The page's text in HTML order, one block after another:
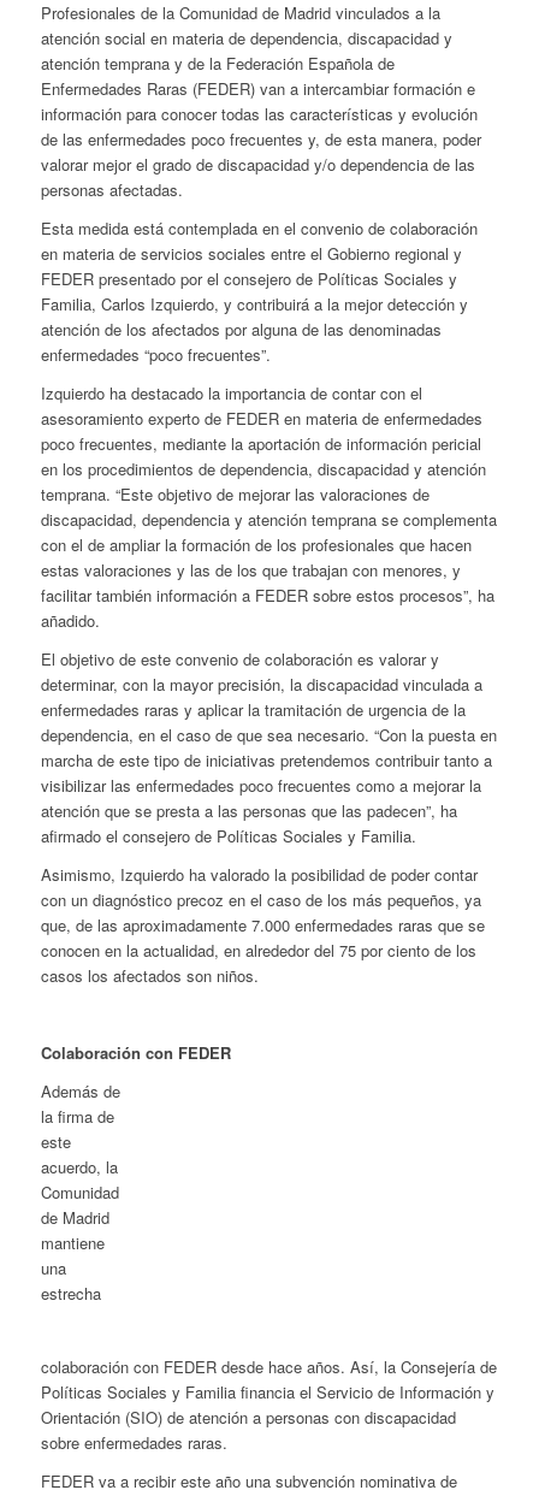
Profesionales de la Comunidad de Madrid vinculados a la
atención social en materia de dependencia, discapacidad y
atención temprana y de la Federación Española de
Enfermedades Raras (FEDER) van a intercambiar formación e
información para conocer todas las características y evolución
de las enfermedades poco frecuentes y, de esta manera, poder
valorar mejor el grado de discapacidad y/o dependencia de las
personas afectadas.
Esta medida está contemplada en el convenio de colaboración
en materia de servicios sociales entre el Gobierno regional y
FEDER presentado por el consejero de Políticas Sociales y
Familia, Carlos Izquierdo, y contribuirá a la mejor detección y
atención de los afectados por alguna de las denominadas
enfermedades “poco frecuentes”.
Izquierdo ha destacado la importancia de contar con el
asesoramiento experto de FEDER en materia de enfermedades
poco frecuentes, mediante la aportación de información pericial
en los procedimientos de dependencia, discapacidad y atención
temprana. “Este objetivo de mejorar las valoraciones de
discapacidad, dependencia y atención temprana se complementa
con el de ampliar la formación de los profesionales que hacen
estas valoraciones y las de los que trabajan con menores, y
facilitar también información a FEDER sobre estos procesos”, ha
añadido.
El objetivo de este convenio de colaboración es valorar y
determinar, con la mayor precisión, la discapacidad vinculada a
enfermedades raras y aplicar la tramitación de urgencia de la
dependencia, en el caso de que sea necesario. “Con la puesta en
marcha de este tipo de iniciativas pretendemos contribuir tanto a
visibilizar las enfermedades poco frecuentes como a mejorar la
atención que se presta a las personas que las padecen”, ha
afirmado el consejero de Políticas Sociales y Familia.
Asimismo, Izquierdo ha valorado la posibilidad de poder contar
con un diagnóstico precoz en el caso de los más pequeños, ya
que, de las aproximadamente 7.000 enfermedades raras que se
conocen en la actualidad, en alrededor del 75 por ciento de los
casos los afectados son niños.
Colaboración con FEDER
Además de
la firma de
este
acuerdo, la
Comunidad
de Madrid
mantiene
una
estrecha
colaboración con FEDER desde hace años. Así, la Consejería de
Políticas Sociales y Familia financia el Servicio de Información y
Orientación (SIO) de atención a personas con discapacidad
sobre enfermedades raras.
FEDER va a recibir este año una subvención nominativa de